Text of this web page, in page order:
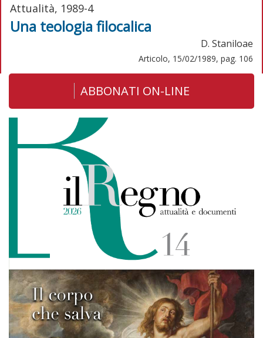
Attualità, 1989-4
Una teologia filocalica
D. Staniloae
Articolo, 15/02/1989, pag. 106
ABBONATI ON-LINE